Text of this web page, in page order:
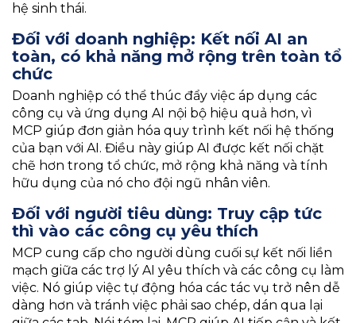
hệ sinh thái.
Đối với doanh nghiệp: Kết nối AI an
toàn, có khả năng mở rộng trên toàn tổ
chức
Doanh nghiệp có thể thúc đẩy việc áp dụng các
công cụ và ứng dụng AI nội bộ hiệu quả hơn, vì
MCP giúp đơn giản hóa quy trình kết nối hệ thống
của bạn với AI. Điều này giúp AI được kết nối chặt
chẽ hơn trong tổ chức, mở rộng khả năng và tính
hữu dụng của nó cho đội ngũ nhân viên.
Đối với người tiêu dùng: Truy cập tức
thì vào các công cụ yêu thích
MCP cung cấp cho người dùng cuối sự kết nối liền
mạch giữa các trợ lý AI yêu thích và các công cụ làm
việc. Nó giúp việc tự động hóa các tác vụ trở nên dễ
dàng hơn và tránh việc phải sao chép, dán qua lại